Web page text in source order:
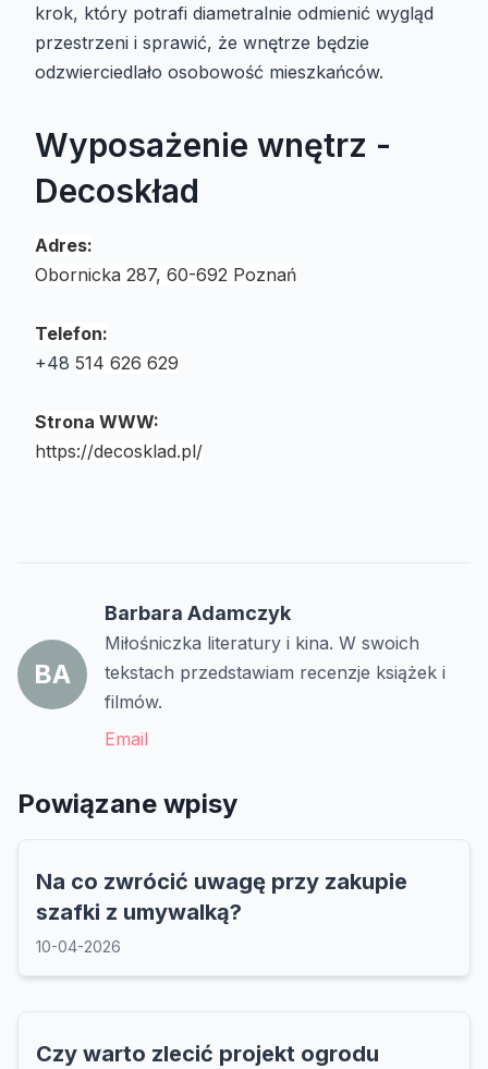
krok, który potrafi diametralnie odmienić wygląd
przestrzeni i sprawić, że wnętrze będzie
odzwierciedlało osobowość mieszkańców.
Wyposażenie wnętrz -
Decoskład
Adres:
Obornicka 287, 60-692 Poznań
Telefon:
+48 514 626 629
Strona WWW:
https://decosklad.pl/
BA
Barbara Adamczyk
Miłośniczka literatury i kina. W swoich
tekstach przedstawiam recenzje książek i
filmów.
Email
Powiązane wpisy
Na co zwrócić uwagę przy zakupie
szafki z umywalką?
10-04-2026
Czy warto zlecić projekt ogrodu